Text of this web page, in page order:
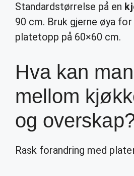
Standardstørrelse på en
90 cm. Bruk gjerne øya
platetopp på 60×60 cm.
Hva kan
mellom
og
Rask forandring med